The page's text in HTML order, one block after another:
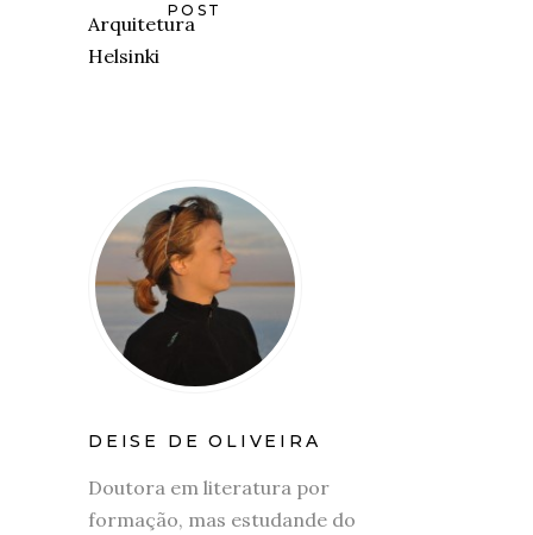
POST
DEISE DE OLIVEIRA
Doutora em literatura por
formação, mas estudande do